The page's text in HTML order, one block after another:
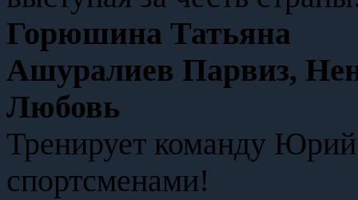
Горюшина Татьяна
Ашуралиев Парвиз,
Любовь
Тренирует команду
спортсменами!